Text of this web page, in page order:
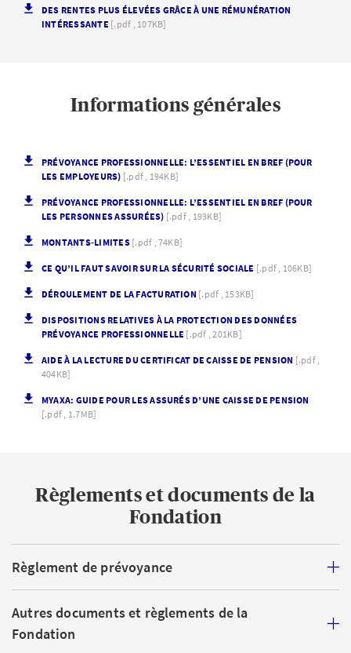
DES RENTES PLUS ÉLEVÉES GRÂCE À UNE RÉMUNÉRATION
INTÉRESSANTE [.pdf , 107KB]
Informations générales
PRÉVOYANCE PROFESSIONNELLE: L’ESSENTIEL EN BREF (POUR
LES EMPLOYEURS) [.pdf , 194KB]
PRÉVOYANCE PROFESSIONNELLE: L’ESSENTIEL EN BREF (POUR
LES PERSONNES ASSURÉES) [.pdf , 193KB]
MONTANTS-LIMITES [.pdf , 74KB]
CE QU’IL FAUT SAVOIR SUR LA SÉCURITÉ SOCIALE [.pdf , 106KB]
DÉROULEMENT DE LA FACTURATION [.pdf , 153KB]
DISPOSITIONS RELATIVES À LA PROTECTION DES DONNÉES
PRÉVOYANCE PROFESSIONNELLE [.pdf , 201KB]
AIDE À LA LECTURE DU CERTIFICAT DE CAISSE DE PENSION [.pdf ,
404KB]
MYAXA: GUIDE POUR LES ASSURÉS D’UNE CAISSE DE PENSION
[.pdf , 1.7MB]
Règlements et documents de la
Fondation
Règlement de prévoyance
Autres documents et règlements de la
Fondation